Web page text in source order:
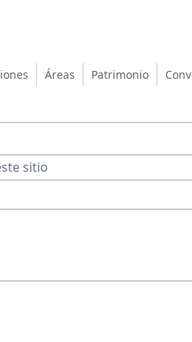
las
Áreas Patrimonio